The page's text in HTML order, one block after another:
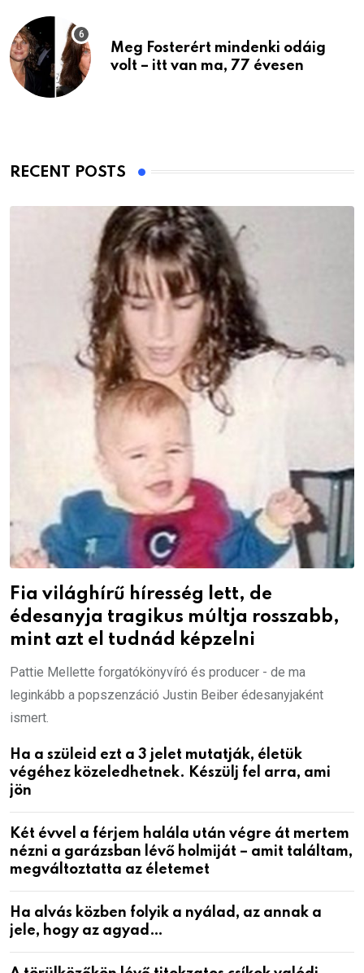
Meg Fosterért mindenki odáig
volt – itt van ma, 77 évesen
RECENT POSTS
Fia világhírű híresség lett, de
édesanyja tragikus múltja rosszabb,
mint azt el tudnád képzelni
Pattie Mellette forgatókönyvíró és producer - de ma
leginkább a popszenzáció Justin Beiber édesanyjaként
ismert.
Ha a szüleid ezt a 3 jelet mutatják, életük
végéhez közeledhetnek. Készülj fel arra, ami
jön
Két évvel a férjem halála után végre át mertem
nézni a garázsban lévő holmiját – amit találtam,
megváltoztatta az életemet
Ha alvás közben folyik a nyálad, az annak a
jele, hogy az agyad…